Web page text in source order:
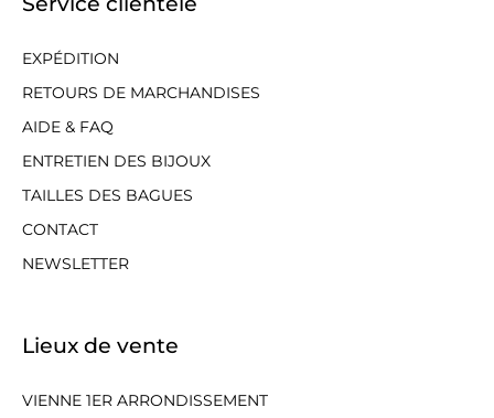
EXPÉDITION
RETOURS DE MARCHANDISES
AIDE & FAQ
ENTRETIEN DES BIJOUX
TAILLES DES BAGUES
CONTACT
NEWSLETTER
Lieux de vente
VIENNE 1ER ARRONDISSEMENT